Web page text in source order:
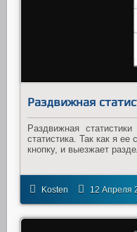
Раздвижная
Раздвижная
статистика. Так как я
кнопку, и выезжает
Kosten 12 Апреля